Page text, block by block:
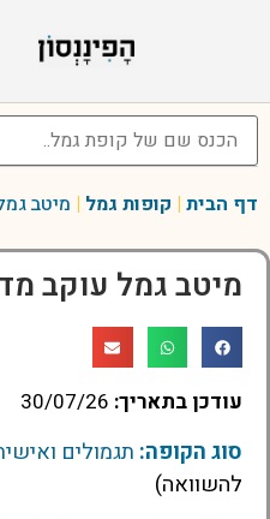
דף הבית | קופות גמל | מיטב
מיטב גמל עוקב
עודכן בתאריך: 30/07/26
סוג הקופה: תגמולים
להשוואה)